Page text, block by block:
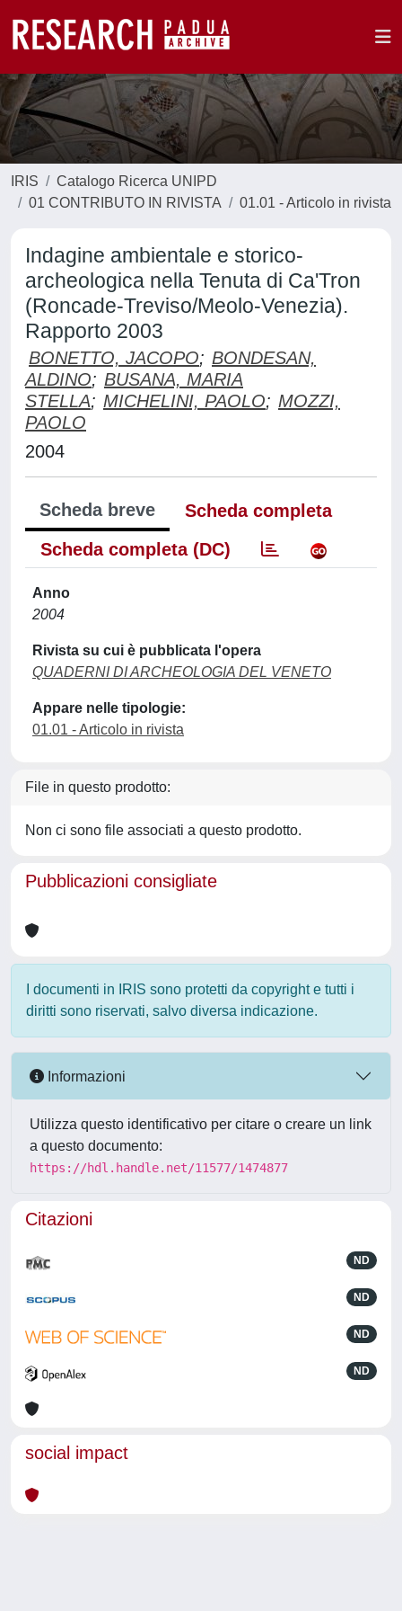
IRIS
Catalogo Ricerca UNIPD
01 CONTRIBUTO IN RIVISTA
01.01 - Articolo in rivista
Indagine ambientale e storico-
archeologica nella Tenuta di Ca'Tron
(Roncade-Treviso/Meolo-Venezia).
Rapporto 2003
BONETTO, JACOPO; BONDESAN,
ALDINO; BUSANA, MARIA
STELLA; MICHELINI, PAOLO; MOZZI,
PAOLO
2004
Scheda breve
Scheda completa
Scheda completa (DC)
Anno
2004
Rivista su cui è pubblicata l'opera
QUADERNI DI ARCHEOLOGIA DEL VENETO
Appare nelle tipologie:
01.01 - Articolo in rivista
File in questo prodotto:
Non ci sono file associati a questo prodotto.
Pubblicazioni consigliate
I documenti in IRIS sono protetti da copyright e tutti i
diritti sono riservati, salvo diversa indicazione.
Informazioni
Utilizza questo identificativo per citare o creare un link
a questo documento:
https://hdl.handle.net/11577/1474877
Citazioni
ND
ND
ND
ND
social impact